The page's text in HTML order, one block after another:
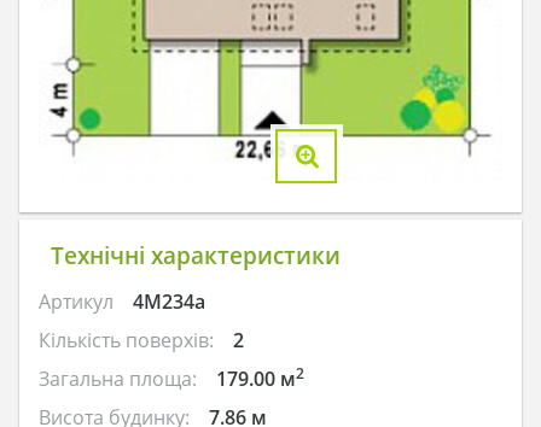
Технічні характеристики
Артикул
4M234a
Кількість поверхів:
2
Загальна площа:
179.00 м2
Висота будинку:
7.86 м